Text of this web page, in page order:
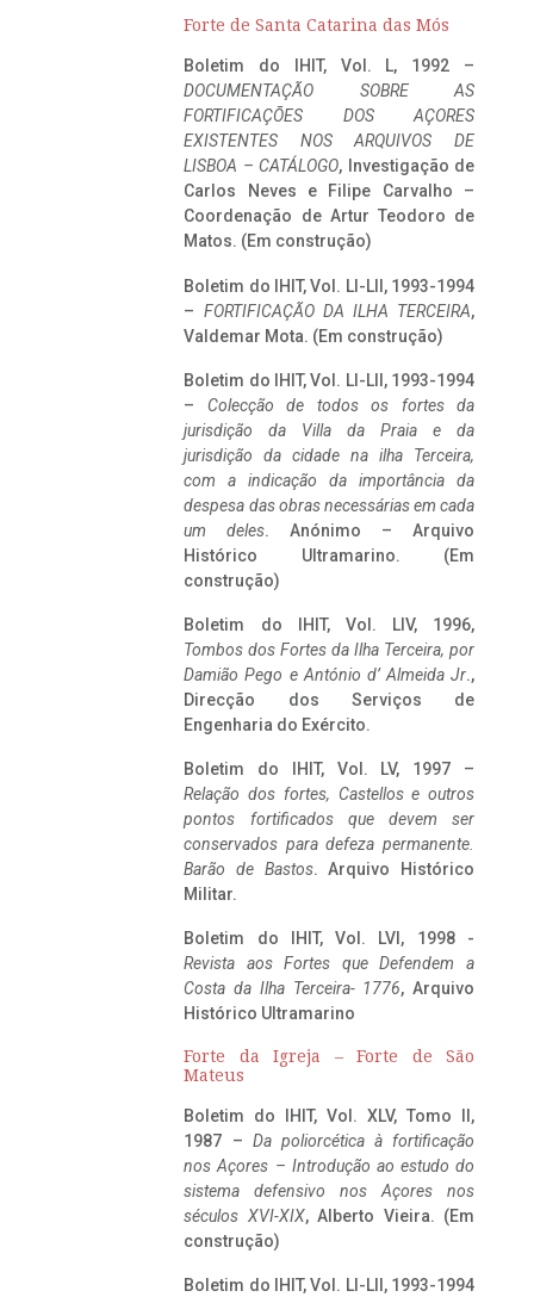
Forte de Santa Catarina das Mós
Boletim do IHIT, Vol. L, 1992 –
DOCUMENTAÇÃO SOBRE AS
FORTIFICAÇÕES DOS AÇORES
EXISTENTES NOS ARQUIVOS DE
LISBOA – CATÁLOGO, Investigação de
Carlos Neves e Filipe Carvalho –
Coordenação de Artur Teodoro de
Matos. (Em construção)
Boletim do IHIT, Vol. LI-LII, 1993-1994
– FORTIFICAÇÃO DA ILHA TERCEIRA,
Valdemar Mota. (Em construção)
Boletim do IHIT, Vol. LI-LII, 1993-1994
– Colecção de todos os fortes da
jurisdição da Villa da Praia e da
jurisdição da cidade na ilha Terceira,
com a indicação da importância da
despesa das obras necessárias em cada
um deles. Anónimo – Arquivo
Histórico Ultramarino. (Em
construção)
Boletim do IHIT, Vol. LIV, 1996,
Tombos dos Fortes da Ilha Terceira, por
Damião Pego e António d’ Almeida Jr.,
Direcção dos Serviços de
Engenharia do Exército.
Boletim do IHIT, Vol. LV, 1997 –
Relação dos fortes, Castellos e outros
pontos fortificados que devem ser
conservados para defeza permanente.
Barão de Bastos. Arquivo Histórico
Militar.
Boletim do IHIT, Vol. LVI, 1998 -
Revista aos Fortes que Defendem a
Costa da Ilha Terceira- 1776, Arquivo
Histórico Ultramarino
Forte da Igreja – Forte de São
Mateus
Boletim do IHIT, Vol. XLV, Tomo II,
1987 – Da poliorcética à fortificação
nos Açores – Introdução ao estudo do
sistema defensivo nos Açores nos
séculos XVI-XIX, Alberto Vieira. (Em
construção)
Boletim do IHIT, Vol. LI-LII, 1993-1994